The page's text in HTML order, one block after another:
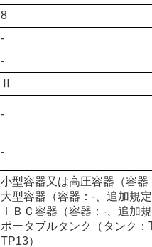
8
-
-
Ⅱ
-
-
小型容器又は高圧容器（容器
大型容器（容器：-、追加規定
ＩＢＣ容器（容器：-、追加規
ポータブルタンク（タンク
TP13）